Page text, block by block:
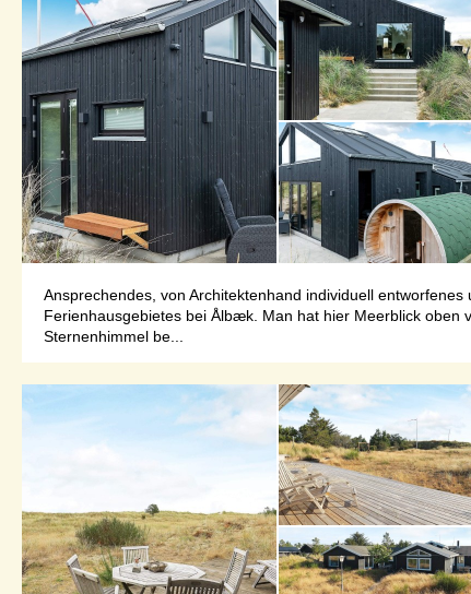
Ansprechendes, von Architektenhand individuell
Ferienhausgebietes bei Ålbæk. Man hat hier Meerblick oben
Sternenhimmel be...